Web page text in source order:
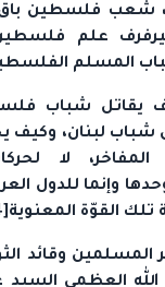
شعب فلسطين
علم
المسلم
يقاتل شباب
شباب لبنان، وكيف
لا
وإنما للدول
تلك القوّة المعنوية[4].
المسلمين وقائد
العظمى السيد